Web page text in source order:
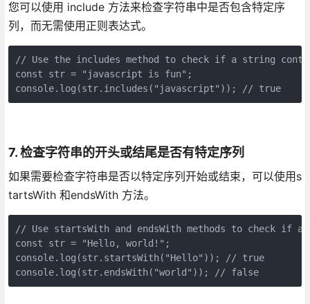
您可以使用 include 方法来检查字符串中是否包含特定序
列，而无需使用正则表达式。
// Use the includes method to check if a string
const str = "javascript is fun";
console.log(str.includes("javascript")); // true
7. 检查字符串的开头或结尾是否有特定序列
如果需要检查字符串是否以特定序列开始或结束，可以使用s
tartsWith 和endsWith 方法。
// Use startsWith and endsWith methods to check if
const str = "Hello, world!";
console.log(str.startsWith("Hello")); // true
console.log(str.endsWith("world")); // false